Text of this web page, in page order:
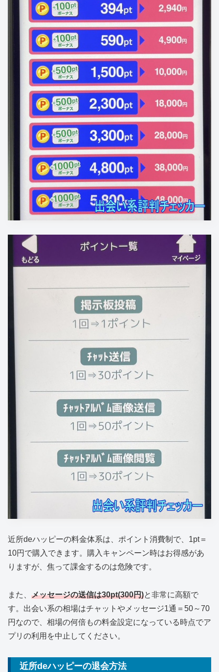
近所deハッピーの料金体系は、ポイント消費制で、1pt＝
10円で購入できます。購入キャンペーン時はお得感があ
りますが、焦って課金するのは危険です。
また、 メッセージの送信は30pt(300円)と非常に高額で
す。出会い系の相場はチャットやメッセージ1通＝50～70
円なので、相場の何倍もの料金設定になっている時点でア
プリの利用を中止してください。
近所deハッピーの退会方法